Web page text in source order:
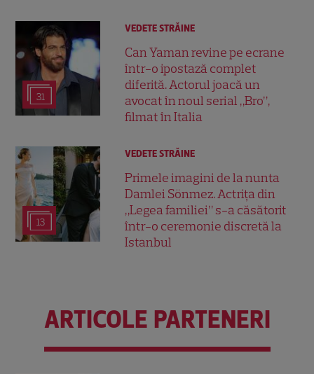
31
VEDETE STRĂINE
Can Yaman revine pe ecrane
într-o ipostază complet
diferită. Actorul joacă un
avocat în noul serial „Bro”,
filmat în Italia
13
VEDETE STRĂINE
Primele imagini de la nunta
Damlei Sönmez. Actrița din
„Legea familiei” s-a căsătorit
într-o ceremonie discretă la
Istanbul
ARTICOLE PARTENERI